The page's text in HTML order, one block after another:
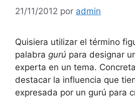
21/11/2012 por admin
Quisiera utilizar el término
palabra gurú para designar
experta en un tema.
destacar la influencia que
expresada por un gurú para